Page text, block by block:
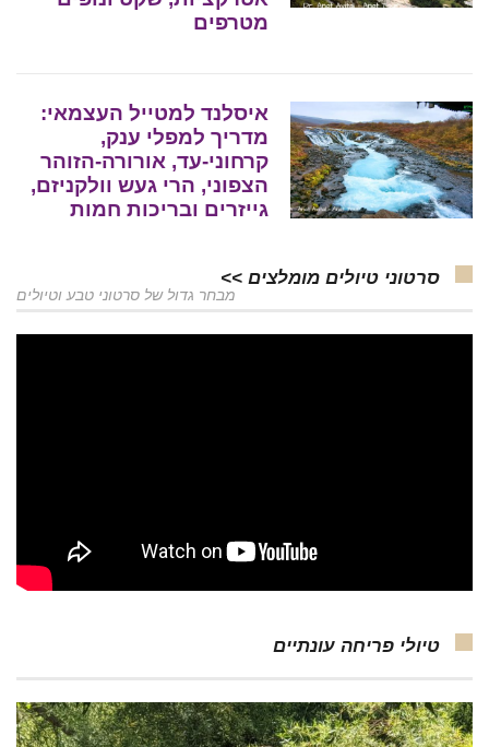
מטרפים
איסלנד למטייל העצמאי:
מדריך למפלי ענק,
קרחוני-עד, אורורה-הזוהר
הצפוני, הרי געש וולקניזם,
גייזרים ובריכות חמות
סרטוני טיולים מומלצים >>
מבחר גדול של סרטוני טבע וטיולים
טיולי פריחה עונתיים